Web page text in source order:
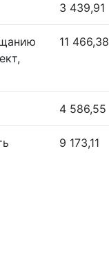
3 439,91
11 466,38
4 586,55
9 173,11